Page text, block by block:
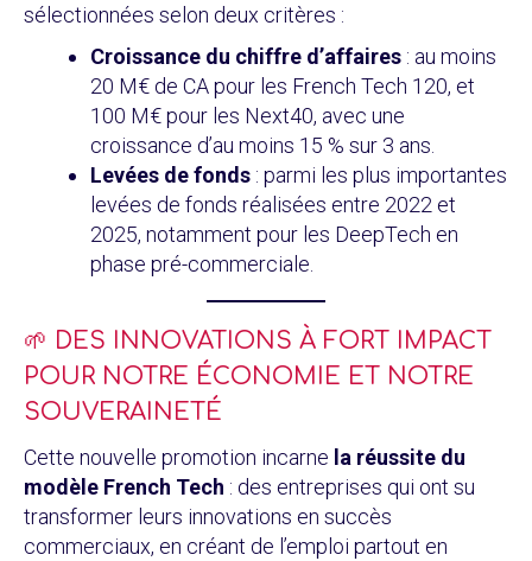
sélectionnées selon deux critères :
Croissance du chiffre d’affaires : au moins
20 M€ de CA pour les French Tech 120, et
100 M€ pour les Next40, avec une
croissance d’au moins 15 % sur 3 ans.
Levées de fonds : parmi les plus importantes
levées de fonds réalisées entre 2022 et
2025, notamment pour les DeepTech en
phase pré-commerciale.
🌱 DES INNOVATIONS À FORT IMPACT
POUR NOTRE ÉCONOMIE ET NOTRE
SOUVERAINETÉ
Cette nouvelle promotion incarne la réussite du
modèle French Tech : des entreprises qui ont su
transformer leurs innovations en succès
commerciaux, en créant de l’emploi partout en